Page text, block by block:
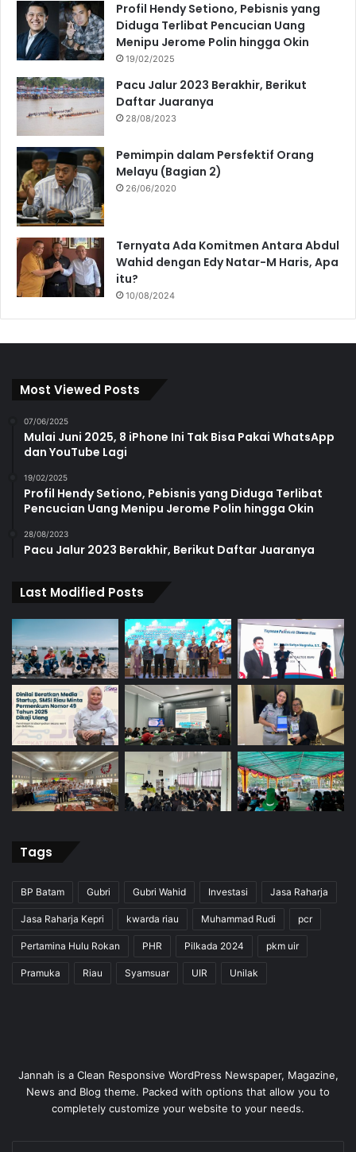
Profil Hendy Setiono, Pebisnis yang
Diduga Terlibat Pencucian Uang
Menipu Jerome Polin hingga Okin
19/02/2025
Pacu Jalur 2023 Berakhir, Berikut
Daftar Juaranya
28/08/2023
Pemimpin dalam Persfektif Orang
Melayu (Bagian 2)
26/06/2020
Ternyata Ada Komitmen Antara Abdul
Wahid dengan Edy Natar-M Haris, Apa
itu?
10/08/2024
Most Viewed Posts
07/06/2025
Mulai Juni 2025, 8 iPhone Ini Tak Bisa Pakai WhatsApp
dan YouTube Lagi
19/02/2025
Profil Hendy Setiono, Pebisnis yang Diduga Terlibat
Pencucian Uang Menipu Jerome Polin hingga Okin
28/08/2023
Pacu Jalur 2023 Berakhir, Berikut Daftar Juaranya
Last Modified Posts
Tags
BP Batam Gubri Gubri Wahid Investasi Jasa Raharja
Jasa Raharja Kepri kwarda riau Muhammad Rudi pcr
Pertamina Hulu Rokan PHR Pilkada 2024 pkm uir
Pramuka Riau Syamsuar UIR Unilak
Jannah is a Clean Responsive WordPress Newspaper, Magazine,
News and Blog theme. Packed with options that allow you to
completely customize your website to your needs.